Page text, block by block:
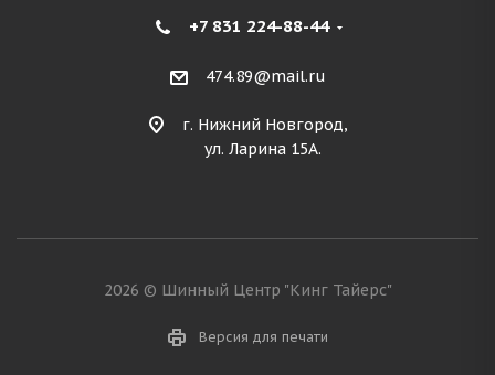
+7 831 224-88-44
474.89@mail.ru
г. Нижний Новгород,
ул. Ларина 15А.
2026 © Шинный Центр "Кинг Тайерс"
Версия для печати